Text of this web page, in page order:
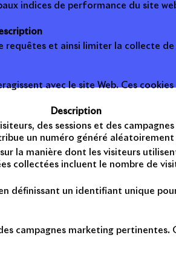
indices de performance du site
et ainsi limiter la collecte
avec le site Web. Ces
Description
des sessions et des
un numéro généré
la manière dont les visiteurs
collectées incluent le nombre de
définissant un identifiant unique
campagnes marketing pertinentes.